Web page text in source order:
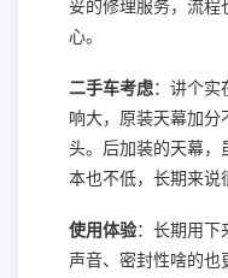
妥的修理服务，流程
心。
二手车考虑：讲个实
响大，原装天幕加
头。后加装的天幕，
本也不低，长期来说
使用体验：长期用下
声音、密封性啥的也